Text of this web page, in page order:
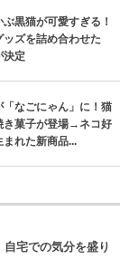
黒猫が可愛すぎる！
ズを詰め合わせた
決定
なごにゃん」に！猫
き菓子が登場→ネコ好
まれた新商品...
宅での気分を盛り